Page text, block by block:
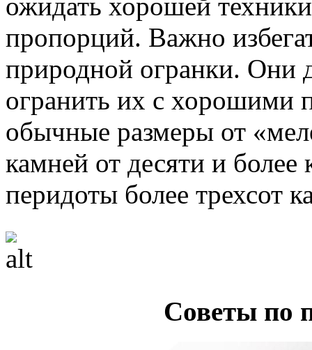
пропорций. Важно
природной огранки. Они
огранить их с хорошими
обычные размеры от
камней от десяти и более
перидоты более трехсот
Советы по